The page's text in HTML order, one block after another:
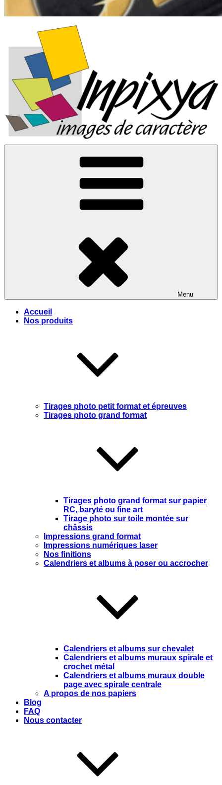
Menu
Accueil
Nos produits
Tirages photo petit format et épreuves
Tirages photo grand format
Tirages photo grand format sur papier
RC, baryté ou fine art
Tirage photo sur toile montée sur
châssis
Impressions grand format
Impressions numériques laser
Nos finitions
Calendriers et albums à poser ou accrocher
Calendriers et albums sur chevalet
Calendriers et albums muraux spirale et
crochet métal
Calendriers et albums muraux double
page avec spirale centrale
A propos de nos papiers
Blog
FAQ
Nous contacter